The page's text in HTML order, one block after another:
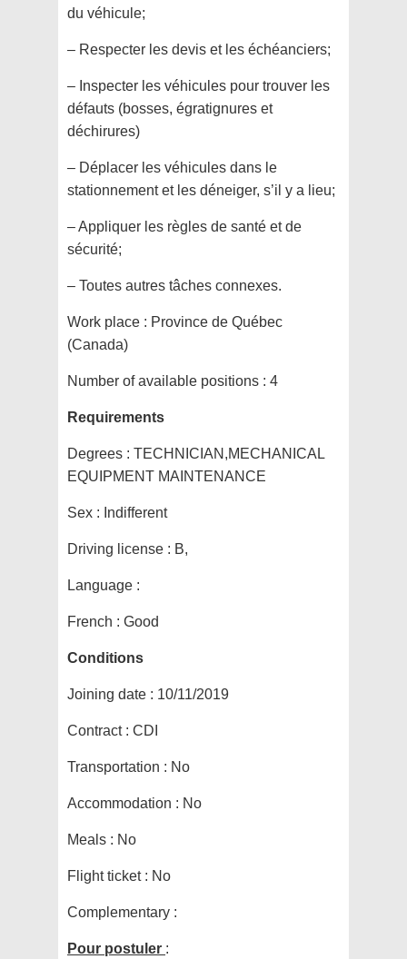
du véhicule;
– Respecter les devis et les échéanciers;
– Inspecter les véhicules pour trouver les
défauts (bosses, égratignures et
déchirures)
– Déplacer les véhicules dans le
stationnement et les déneiger, s’il y a lieu;
– Appliquer les règles de santé et de
sécurité;
– Toutes autres tâches connexes.
Work place : Province de Québec
(Canada)
Number of available positions : 4
Requirements
Degrees : TECHNICIAN,MECHANICAL
EQUIPMENT MAINTENANCE
Sex : Indifferent
Driving license : B,
Language :
French : Good
Conditions
Joining date : 10/11/2019
Contract : CDI
Transportation : No
Accommodation : No
Meals : No
Flight ticket : No
Complementary :
Pour postuler :